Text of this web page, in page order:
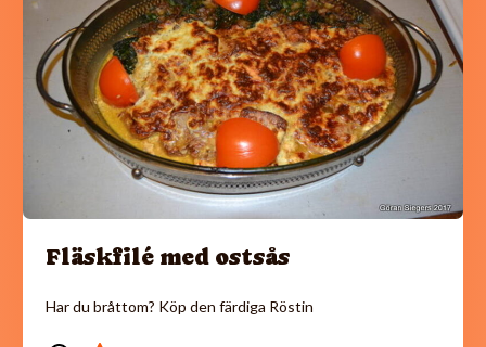
Fläskfilé med ostsås
Har du bråttom? Köp den färdiga Röstin